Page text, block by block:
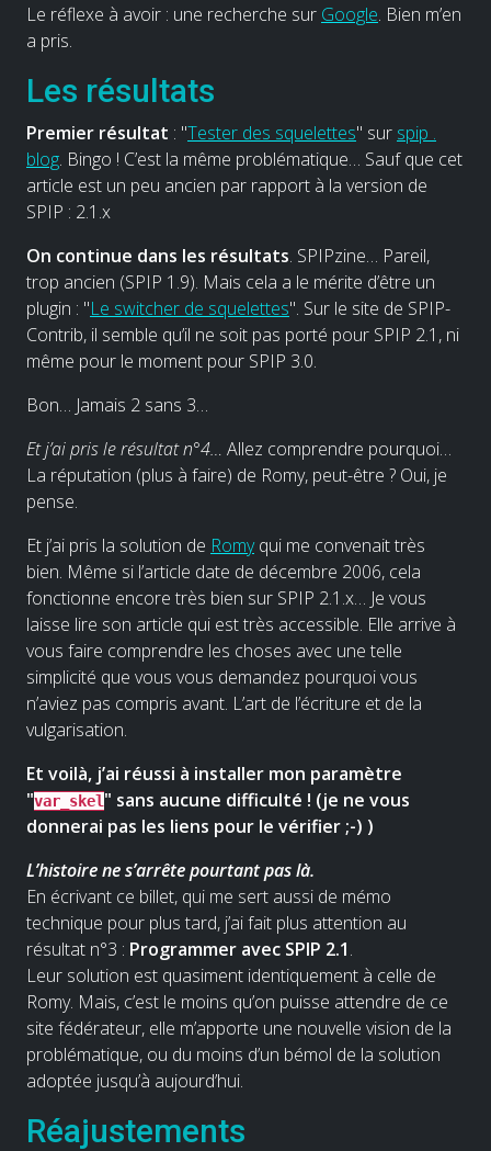
Le réflexe à avoir : une recherche sur Google. Bien m’en
a pris.
Les résultats
Premier résultat : "Tester des squelettes" sur spip .
blog. Bingo ! C’est la même problématique… Sauf que cet
article est un peu ancien par rapport à la version de
SPIP : 2.1.x
On continue dans les résultats. SPIPzine… Pareil,
trop ancien (SPIP 1.9). Mais cela a le mérite d’être un
plugin : "Le switcher de squelettes". Sur le site de SPIP-
Contrib, il semble qu’il ne soit pas porté pour SPIP 2.1, ni
même pour le moment pour SPIP 3.0.
Bon… Jamais 2 sans 3…
Et j’ai pris le résultat n°4… Allez comprendre pourquoi…
La réputation (plus à faire) de Romy, peut-être ? Oui, je
pense.
Et j’ai pris la solution de Romyqui me convenait très
bien. Même si l’article date de décembre 2006, cela
fonctionne encore très bien sur SPIP 2.1.x… Je vous
laisse lire son article qui est très accessible. Elle arrive à
vous faire comprendre les choses avec une telle
simplicité que vous vous demandez pourquoi vous
n’aviez pas compris avant. L’art de l’écriture et de la
vulgarisation.
Et voilà, j’ai réussi à installer mon paramètre
"var_skel " sans aucune difficulté ! (je ne vous
donnerai pas les liens pour le vérifier ;-) )
L’histoire ne s’arrête pourtant pas là.
En écrivant ce billet, qui me sert aussi de mémo
technique pour plus tard, j’ai fait plus attention au
résultat n°3 : Programmer avec SPIP 2.1.
Leur solution est quasiment identiquement à celle de
Romy. Mais, c’est le moins qu’on puisse attendre de ce
site fédérateur, elle m’apporte une nouvelle vision de la
problématique, ou du moins d’un bémol de la solution
adoptée jusqu’à aujourd’hui.
Réajustements